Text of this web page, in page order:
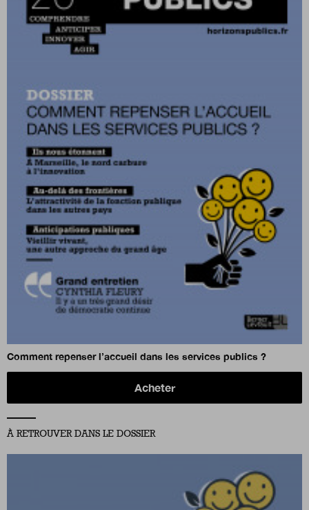
Comment repenser l’accueil dans les services publics ?
Acheter
À RETROUVER DANS LE DOSSIER